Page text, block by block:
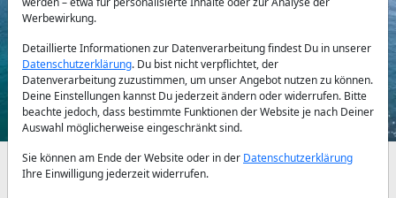
Previous Next
Verfügbarkeiten und Tagespreise nach Absprache
Werbewirkung.
Detaillierte Informationen zur Datenverarbeitung findest Du in unserer
Datenschutzerklärung. Du bist nicht verpflichtet, der
Datenverarbeitung zuzustimmen, um unser Angebot nutzen zu können.
Deine Einstellungen kannst Du jederzeit ändern oder widerrufen. Bitte
beachte jedoch, dass bestimmte Funktionen der Website je nach Deiner
Auswahl möglicherweise eingeschränkt sind.
Sie können am Ende der Website oder in der Datenschutzerklärung
Ihre Einwilligung jederzeit widerrufen.